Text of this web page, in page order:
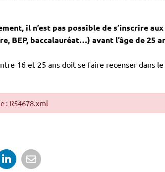
il n’est pas possible de s’inscrire
BEP, baccalauréat…) avant l’âge de 25
16 et 25 ans doit se faire recenser dans
: R54678.xml